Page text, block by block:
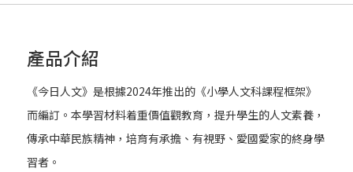
產品介紹
《今日人文》是根據2024年推出的《小學人文科課程框架》
而編訂。本學習材料着重價值觀教育，提升學生的人文素養，
傳承中華民族精神，培育有承擔、有視野、愛國愛家的終身學
習者。